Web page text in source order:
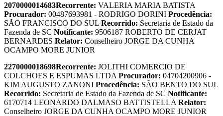
2070000014683Recorrente: VALERIA MARIA BATISTA
Procurador: 00487693981 - RODRIGO DORINI Procedência:
SÃO FRANCISCO DO SUL Recorrido: Secretaria de Estado da
Fazenda de SC Notificante: 9506187 ROBERTO DE CERJAT
BERNARDES Relator: Conselheiro JORGE DA CUNHA
OCAMPO MORE JUNIOR
2270000018698Recorrente: JOLITHI COMERCIO DE
COLCHOES E ESPUMAS LTDA Procurador: 04704200906 -
KIM AUGUSTO ZANONI Procedência: SÃO BENTO DO SUL
Recorrido: Secretaria de Estado da Fazenda de SC Notificante:
6170714 LEONARDO DALMASO BATTISTELLA Relator:
Conselheiro JORGE DA CUNHA OCAMPO MORE JUNIOR